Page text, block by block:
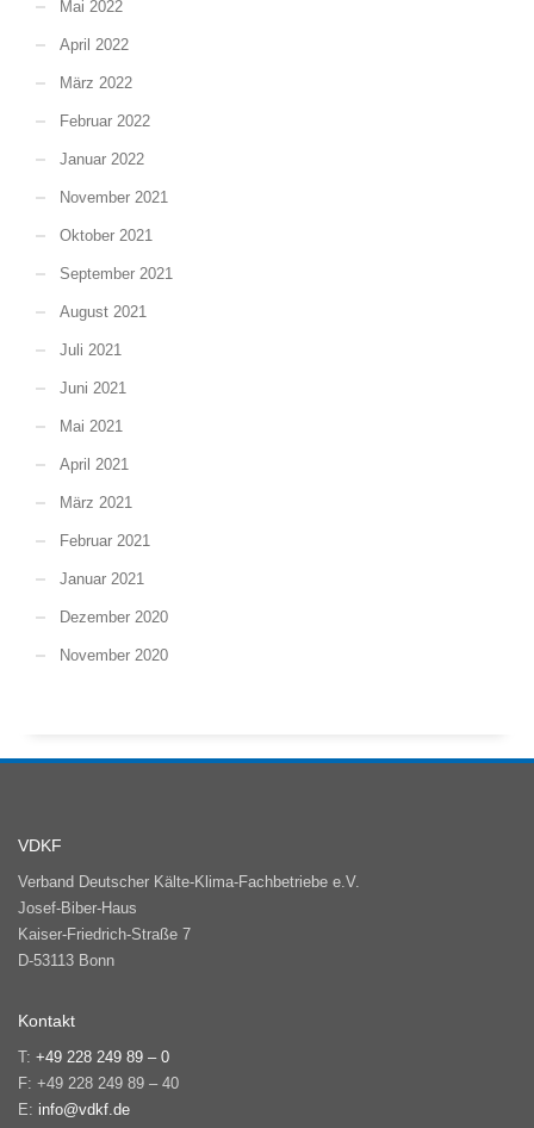
Mai 2022
April 2022
März 2022
Februar 2022
Januar 2022
November 2021
Oktober 2021
September 2021
August 2021
Juli 2021
Juni 2021
Mai 2021
April 2021
März 2021
Februar 2021
Januar 2021
Dezember 2020
November 2020
VDKF
Verband Deutscher Kälte-Klima-Fachbetriebe e.V.
Josef-Biber-Haus
Kaiser-Friedrich-Straße 7
D-53113 Bonn
Kontakt
T: +49 228 249 89 – 0
F: +49 228 249 89 – 40
E: info@vdkf.de